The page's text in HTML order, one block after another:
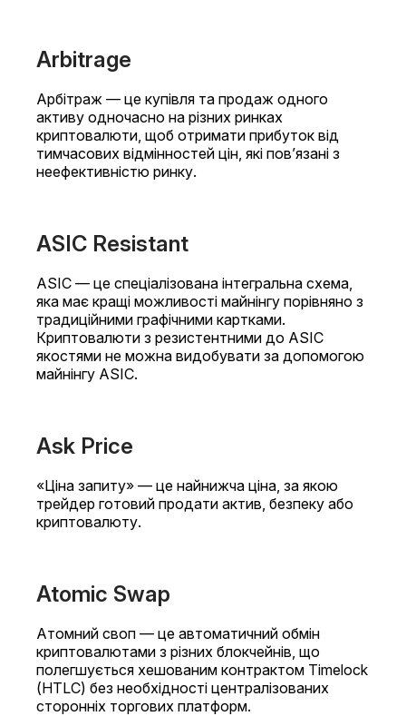
Arbitrage
Арбітраж — це купівля та продаж одного
активу одночасно на різних ринках
криптовалюти, щоб отримати прибуток від
тимчасових відмінностей цін, які пов’язані з
неефективністю ринку.
ASIC Resistant
ASIC — це спеціалізована інтегральна схема,
яка має кращі можливості майнінгу порівняно з
традиційними графічними картками.
Криптовалюти з резистентними до ASIC
якостями не можна видобувати за допомогою
майнінгу ASIC.
Ask Price
«Ціна запиту» — це найнижча ціна, за якою
трейдер готовий продати актив, безпеку або
криптовалюту.
Atomic Swap
Атомний своп — це автоматичний обмін
криптовалютами з різних блокчейнів, що
полегшується хешованим контрактом Timelock
(HTLC) без необхідності централізованих
сторонніх торгових платформ.